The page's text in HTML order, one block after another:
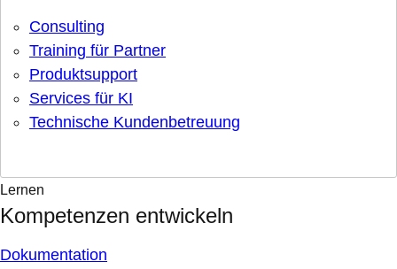
Consulting
Training für Partner
Produktsupport
Services für KI
Technische Kundenbetreuung
Lernen
Kompetenzen entwickeln
Dokumentation